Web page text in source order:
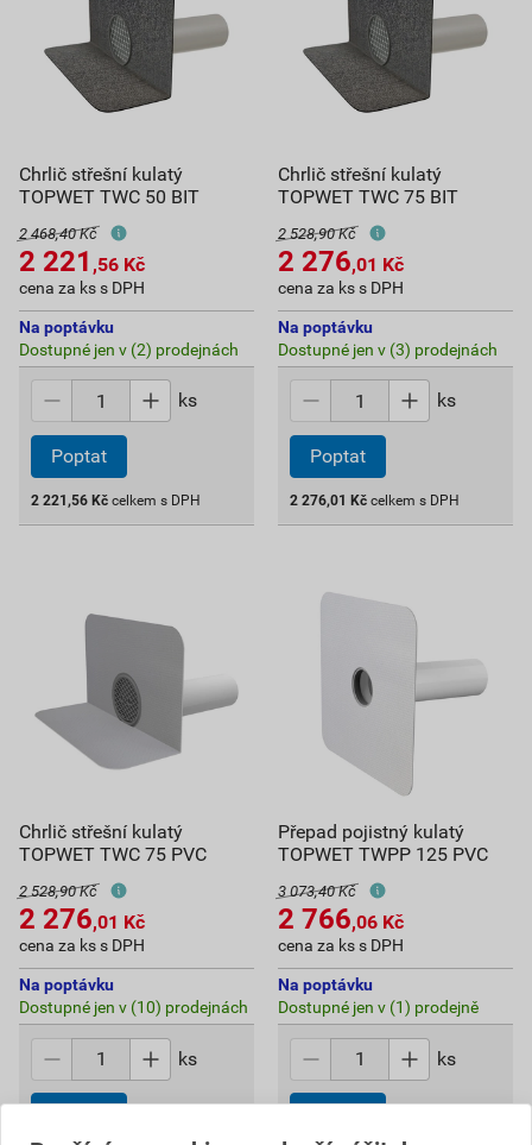
Chrlič střešní kulatý
TOPWET TWC 50 BIT
2 468,40 Kč
2 221 ,56 Kč
cena za ks s DPH
Na poptávku
Dostupné jen v (2) prodejnách
ks
Poptat
2 221,56 Kč celkem s DPH
Chrlič střešní kulatý
TOPWET TWC 75 BIT
2 528,90 Kč
2 276,01 Kč
cena za ks s DPH
Na poptávku
Dostupné jen v (3) prodejnách
ks
Poptat
2 276,01 Kč celkem s DPH
Chrlič střešní kulatý
TOPWET TWC 75 PVC
2 528,90 Kč
2 276,01 Kč
cena za ks s DPH
Na poptávku
Dostupné jen v (10) prodejnách
ks
Přepad pojistný kulatý
TOPWET TWPP 125 PVC
3 073,40 Kč
2 766,06 Kč
cena za ks s DPH
Na poptávku
Dostupné jen v (1) prodejně
ks